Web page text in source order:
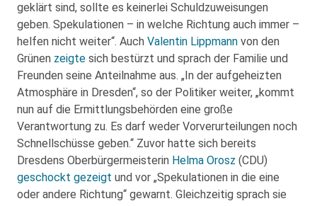
geklärt sind, sollte es keinerlei Schuldzuweisungen
geben. Spekulationen – in welche Richtung auch immer –
helfen nicht weiter“. Auch Valentin Lippmann von den
Grünen zeigte sich bestürzt und sprach der Familie und
Freunden seine Anteilnahme aus. „In der aufgeheizten
Atmosphäre in Dresden“, so der Politiker weiter, „kommt
nun auf die Ermittlungsbehörden eine große
Verantwortung zu. Es darf weder Vorverurteilungen noch
Schnellschüsse geben.“ Zuvor hatte sich bereits
Dresdens Oberbürgermeisterin Helma Orosz (CDU)
geschockt gezeigt und vor „Spekulationen in die eine
oder andere Richtung“ gewarnt. Gleichzeitig sprach sie